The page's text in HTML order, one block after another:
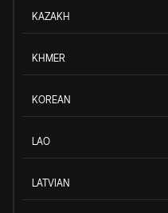
KAZAKH
KHMER
KOREAN
LAO
LATVIAN